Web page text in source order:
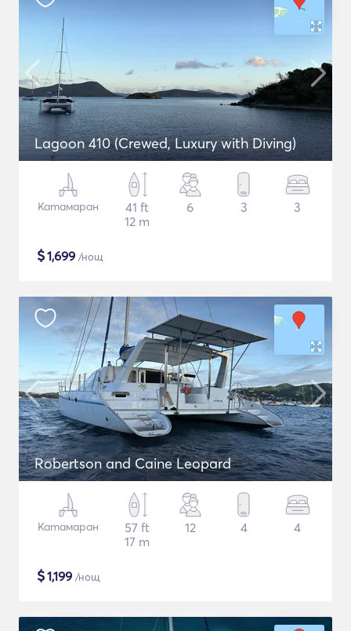
Lagoon 410 (Crewed, Luxury with Diving)
Катамаран
41 ft
12 m
6 3 3
$1,699 /нощ
Robertson and Caine Leopard
Катамаран
57 ft
17 m
12 4 4
$1,199 /нощ